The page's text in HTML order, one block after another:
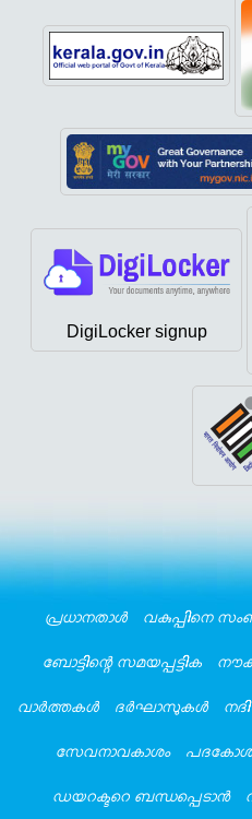
DigiLocker signup
പ്രധാനതാൾ വകുപ്പിനെ
ബോട്ടിന്റെ സമയപ്പട്ടിക‍
വാർത്തകൾ ദർഘാസുകൾ
സേവനാവകാശം
ഡയറക്ടറെ ബന്ധപ്പെടാൻ